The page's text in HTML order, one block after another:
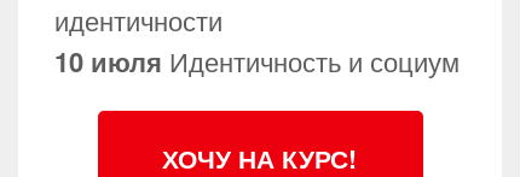
идентичности
10 июля Идентичность и социум
ХОЧУ НА КУРС!